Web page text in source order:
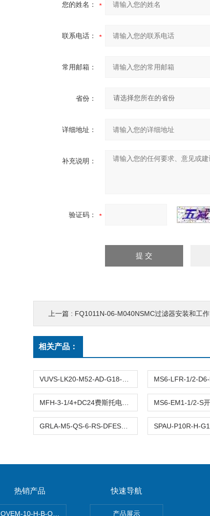
您的姓名：
联系电话：
常用邮箱：
省份：
详细地址：
补充说明：
验证码：
上一篇 : FQ1011N-06-M040NSMC过滤器安装和工作
相关产品：
热销产品
OVEM-10-H-B-QO-CE-N-2P费斯托FESTO真空发生器安装及使用
快速导航
产品展示